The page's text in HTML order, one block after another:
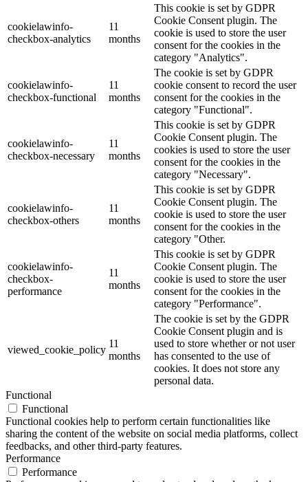
cookielawinfo-
checkbox-analytics
11
months
This cookie is set by GDPR
Cookie Consent plugin. The
cookie is used to store the user
consent for the cookies in the
category "Analytics".
cookielawinfo-
checkbox-functional
11
months
The cookie is set by GDPR
cookie consent to record the user
consent for the cookies in the
category "Functional".
cookielawinfo-
checkbox-necessary
11
months
This cookie is set by GDPR
Cookie Consent plugin. The
cookies is used to store the user
consent for the cookies in the
category "Necessary".
cookielawinfo-
checkbox-others
11
months
This cookie is set by GDPR
Cookie Consent plugin. The
cookie is used to store the user
consent for the cookies in the
category "Other.
cookielawinfo-
checkbox-
performance
11
months
This cookie is set by GDPR
Cookie Consent plugin. The
cookie is used to store the user
consent for the cookies in the
category "Performance".
viewed_cookie_policy
11
months
The cookie is set by the GDPR
Cookie Consent plugin and is
used to store whether or not user
has consented to the use of
cookies. It does not store any
personal data.
Functional
Functional
Functional cookies help to perform certain functionalities like
sharing the content of the website on social media platforms, collect
feedbacks, and other third-party features.
Performance
Performance